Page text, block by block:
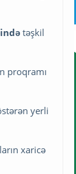
təşkil
proqramı
yerli
xaricə